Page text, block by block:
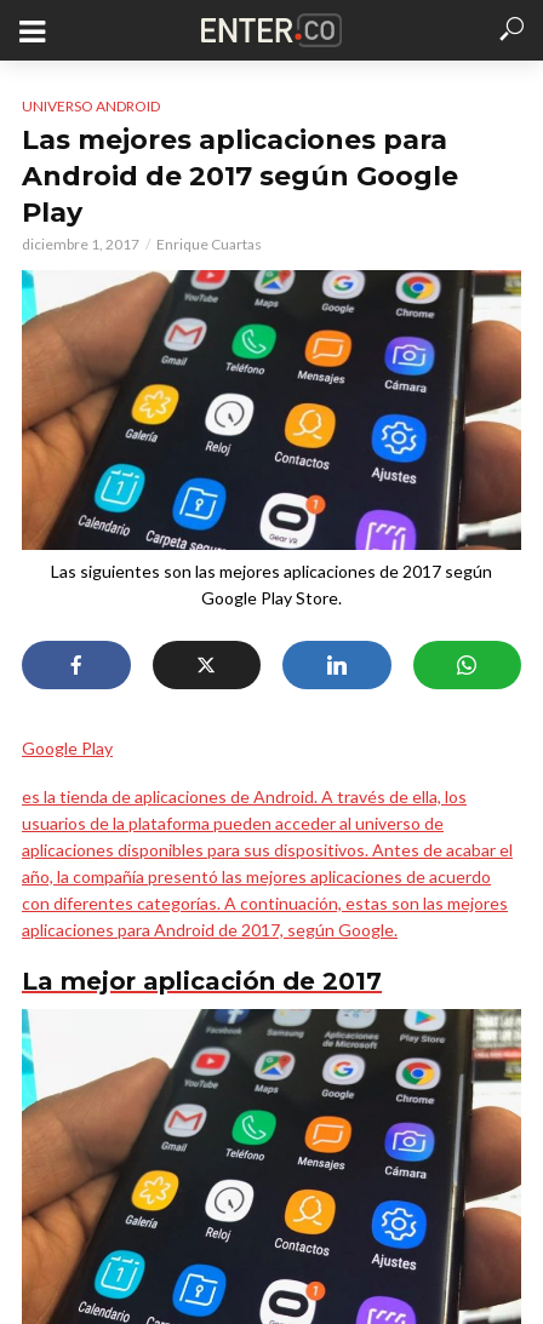
UNIVERSO ANDROID
Las mejores aplicaciones para
Android de 2017 según Google
Play
diciembre 1, 2017 Enrique Cuartas
Las siguientes son las mejores aplicaciones de 2017 según
Google Play Store.
Google Play
es la tienda de aplicaciones de Android. A través de ella, los
usuarios de la plataforma pueden acceder al universo de
aplicaciones disponibles para sus dispositivos. Antes de acabar el
año, la compañía presentó las mejores aplicaciones de acuerdo
con diferentes categorías. A continuación, estas son las mejores
aplicaciones para Android de 2017, según Google.
La mejor aplicación de 2017